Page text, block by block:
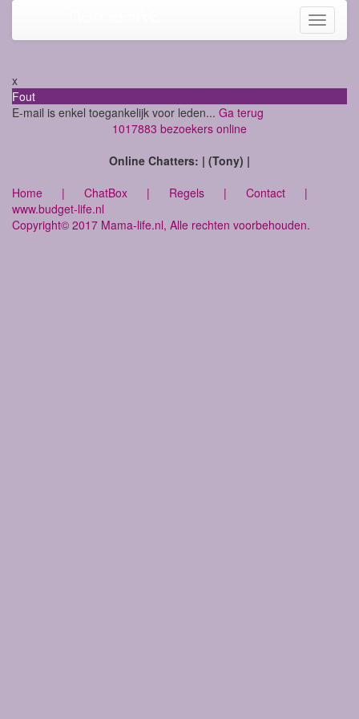
Toggle
x
Fout
E-mail is enkel toegankelijk voor leden... Ga terug
1017883 bezoekers online
Online Chatters: | (Tony) |
Home | ChatBox | Regels | Contact |
www.budget-life.nl
Copyright© 2017 Mama-life.nl, Alle rechten voorbehouden.